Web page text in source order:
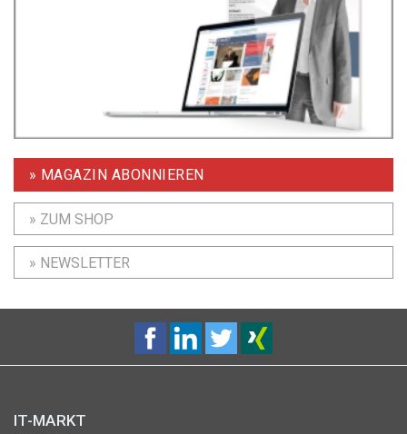
» MAGAZIN ABONNIEREN
» ZUM SHOP
» NEWSLETTER
IT-MARKT